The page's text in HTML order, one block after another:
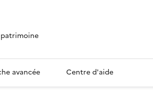
avancée Centre d'aide